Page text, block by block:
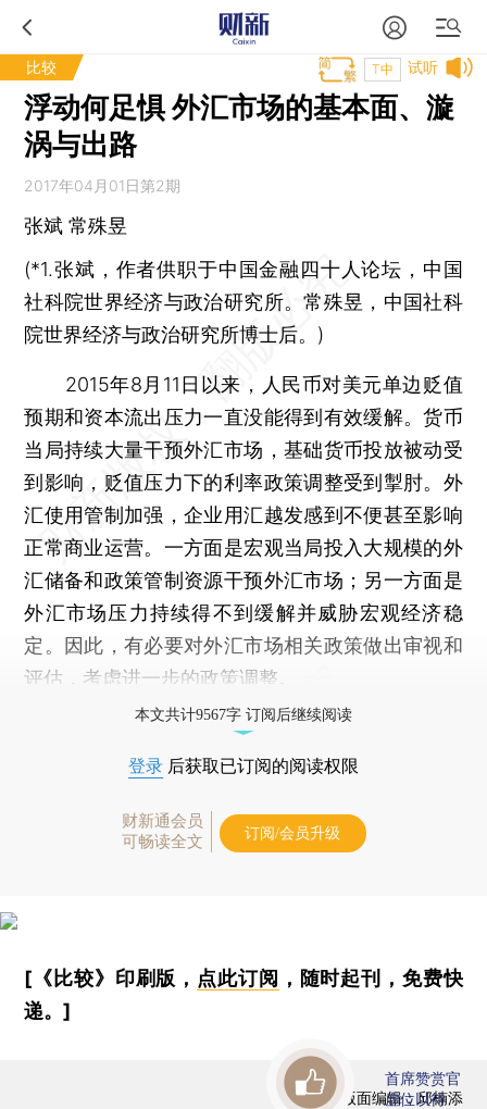
比较 试听
T中
浮动何足惧 外汇市场的基本面、漩
涡与出路
2017年04月01日第2期
张斌 常殊昱
(*1.张斌，作者供职于中国金融四十人论坛，中国
社科院世界经济与政治研究所。常殊昱，中国社科
院世界经济与政治研究所博士后。)
2015年8月11日以来，人民币对美元单边贬值
预期和资本流出压力一直没能得到有效缓解。货币
当局持续大量干预外汇市场，基础货币投放被动受
到影响，贬值压力下的利率政策调整受到掣肘。外
汇使用管制加强，企业用汇越发感到不便甚至影响
正常商业运营。一方面是宏观当局投入大规模的外
汇储备和政策管制资源干预外汇市场；另一方面是
外汇市场压力持续得不到缓解并威胁宏观经济稳
定。因此，有必要对外汇市场相关政策做出审视和
评估，考虑进一步的政策调整。
本文共计9567字 订阅后继续阅读
登录 后获取已订阅的阅读权限
财新通会员
可畅读全文
订阅/会员升级
[《比较》印刷版， 点此订阅 ，随时起刊，免费快
递。]
版面编辑：邱楠添
首席赞赏官
虚位以待